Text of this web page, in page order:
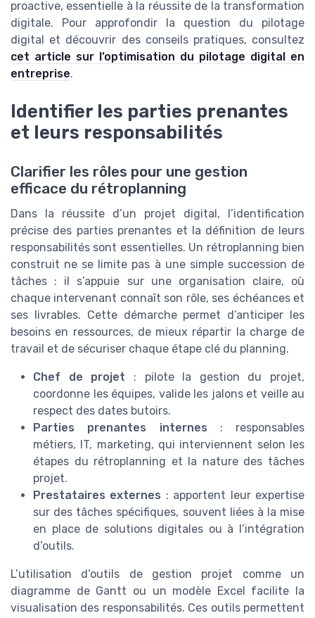
proactive, essentielle à la réussite de la transformation
digitale. Pour approfondir la question du pilotage
digital et découvrir des conseils pratiques, consultez
cet article sur l’optimisation du pilotage digital en
entreprise.
Identifier les parties prenantes
et leurs responsabilités
Clarifier les rôles pour une gestion
efficace du rétroplanning
Dans la réussite d’un projet digital, l’identification
précise des parties prenantes et la définition de leurs
responsabilités sont essentielles. Un rétroplanning bien
construit ne se limite pas à une simple succession de
tâches : il s’appuie sur une organisation claire, où
chaque intervenant connaît son rôle, ses échéances et
ses livrables. Cette démarche permet d’anticiper les
besoins en ressources, de mieux répartir la charge de
travail et de sécuriser chaque étape clé du planning.
Chef de projet : pilote la gestion du projet,
coordonne les équipes, valide les jalons et veille au
respect des dates butoirs.
Parties prenantes internes : responsables
métiers, IT, marketing, qui interviennent selon les
étapes du rétroplanning et la nature des tâches
projet.
Prestataires externes : apportent leur expertise
sur des tâches spécifiques, souvent liées à la mise
en place de solutions digitales ou à l’intégration
d’outils.
L’utilisation d’outils de gestion projet comme un
diagramme de Gantt ou un modèle Excel facilite la
visualisation des responsabilités. Ces outils permettent